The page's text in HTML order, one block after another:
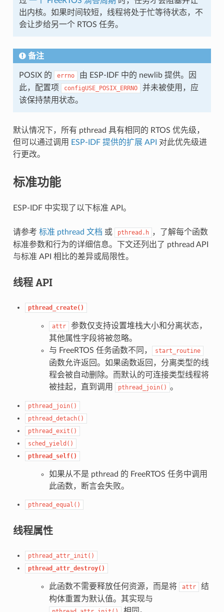
出内核。如果时间较短，线程将处于忙等待状态，不
会让步给另一个 RTOS 任务。
备注
POSIX 的 errno
由 ESP-IDF 中的 newlib 提供。因
此，配置项
configUSE_POSIX_ERRNO
并未被使用，应
该保持禁用状态。
默认情况下，所有 pthread 具有相同的 RTOS 优先级，
但可以通过调用
ESP-IDF 提供的扩展 API
对此优先级进
行更改。
标准功能
ESP-IDF 中实现了以下标准 API。
请参考 标准 pthread 文档 或 pthread.h ，了解每个函数
标准参数和行为的详细信息。下文还列出了 pthread API
与标准 API 相比的差异或局限性。
线程 API
pthread_create()
attr
参数仅支持设置堆栈大小和分离状态，
其他属性字段将被忽略。
与 FreeRTOS 任务函数不同，
start_routine
函数允许返回。如果函数返回，分离类型的线
程会被自动删除。而默认的可连接类型线程将
被挂起，直到调用
pthread_join() 。
pthread_join()
pthread_detach()
pthread_exit()
sched_yield()
pthread_self()
如果从不是 pthread 的 FreeRTOS 任务中调用
此函数，断言会失败。
pthread_equal()
线程属性
pthread_attr_init()
pthread_attr_destroy()
此函数不需要释放任何资源，而是将 attr
结
构体重置为默认值。其实现与